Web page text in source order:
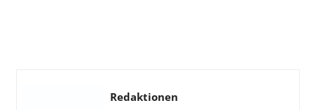
Redaktionen